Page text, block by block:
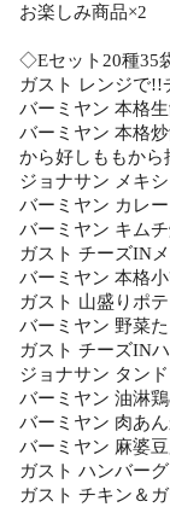
お楽しみ商品×2
◇Eセット20種35
ガスト レンジで!!
バーミヤン 本格
バーミヤン 本格
から好しももから
ジョナサン メキ
バーミヤン カレ
バーミヤン キム
ガスト チーズIN
バーミヤン 本格
ガスト 山盛りポ
バーミヤン 野菜
ガスト チーズIN
ジョナサン タン
バーミヤン 油淋
バーミヤン 肉あ
バーミヤン 麻婆
ガスト ハンバー
ガスト チキン＆